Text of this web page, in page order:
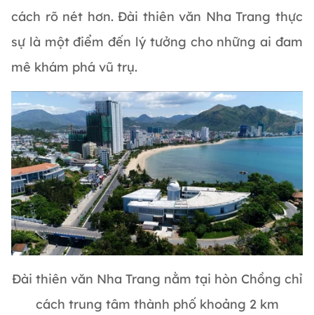
cách rõ nét hơn. Đài thiên văn Nha Trang thực
sự là một điểm đến lý tưởng cho những ai đam
mê khám phá vũ trụ.
Đài thiên văn Nha Trang nằm tại hòn Chồng chỉ
cách trung tâm thành phố khoảng 2 km